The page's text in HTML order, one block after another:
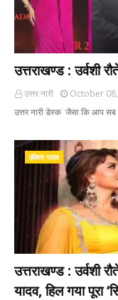
उत्तराखण्ड : उर्वशी
उत्तर नारी
October
उत्तर नारी डेस्क जैसा कि आप
एल्विश यादव
उत्तराखण्ड : उर्वशी
यादव, हिल गया पूरा